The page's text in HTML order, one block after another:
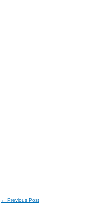
← Previous Post